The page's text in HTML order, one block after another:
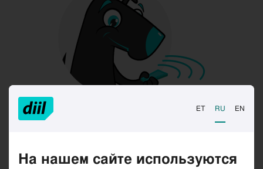
ET RU EN
На нашем сайте используются
Ограничения разговоров
ограничения. Первоначальный пароль: 0000.